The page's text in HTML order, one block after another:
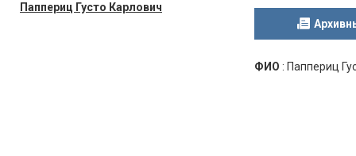
Паппериц Густо Карлович
ФИО : Паппериц